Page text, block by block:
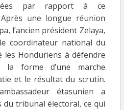
par rapport à ce
Après une longue réunion
l’ancien président Zelaya,
coordinateur national du
les Honduriens à défendre
forme d’une marche
et le résultat du scrutin.
étasunien a
du tribunal électoral, ce qui